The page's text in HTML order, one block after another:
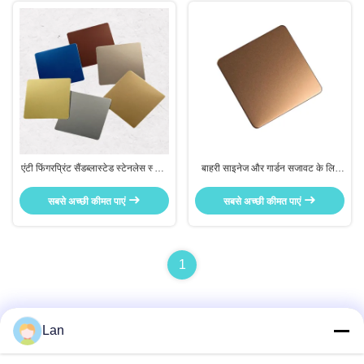
एंटी फिंगरप्रिंट सैंडब्लास्टेड स्टेनलेस स्टील
सबसे अच्छी कीमत पाएं
बाहरी साइनेज और गार्डन सजावट के लिए
सबसे अच्छी कीमत पाएं
1
Lan